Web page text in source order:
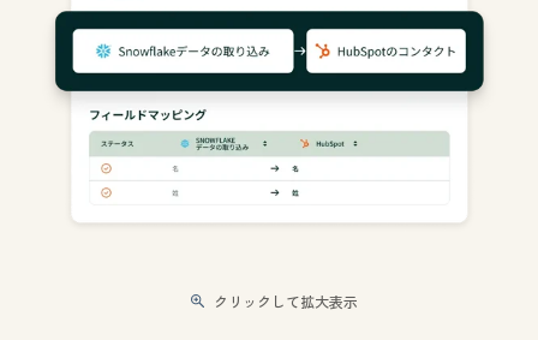
クリックして拡大表示